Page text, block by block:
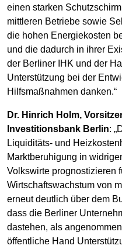
einen starken
mittleren Betriebe sowie
die hohen Energiekosten
und die dadurch in ihrer
der Berliner IHK und der
Unterstützung bei der
Hilfsmaßnahmen danken.“
Dr. Hinrich Holm,
Investitionsbank Berlin:
Liquiditäts- und
Marktberuhigung in
Volkswirte prognostizieren
Wirtschaftswachstum von
erneut deutlich über dem
dass die Berliner
dastehen, als
öffentliche Hand